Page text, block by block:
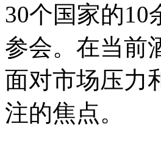
30个国家的10
参会。在当前
面对市场压力
注的焦点。